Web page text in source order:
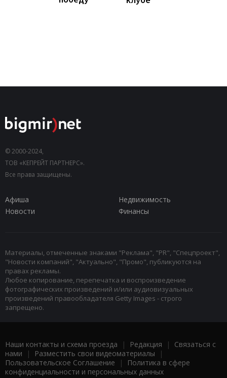
© 2000-2024,
ТОВ «КЕПРЕЙТ ПАРТНЕРС».
Все права защищены.
Афиша
Недвижимость
Новости
Финансы
Материалы, отмеченные знаками "Реклама", "PR", "Спецпроект",
"Новости компаний", "Актуально", "Промо", публикуются на
правах рекламы.
Любое копирование, перепечатка и воспроизведение
фотографических произведений и/или аудиовизуальных
произведений правообладателя Getty Images - строго
запрещено.
Наши контакты и схема проезда | Редакция | Связаться с
нами | Разместить свои видеоматериалы |
Пользовательское Соглашение |
Политика в сфере
конфиденциальности и персональных данных